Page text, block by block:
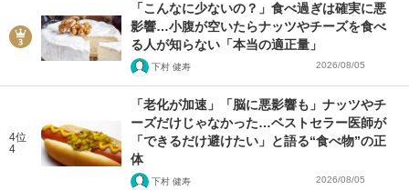
「こんなに少ないの？」食べ過ぎは確実に悪
影響…小腹が空いたらナッツやチーズを食べ
る人が知らない「本当の適正量」
下村 健寿 2026/08/05
4位
4
「老化が加速」「脳に悪影響も」ナッツやチ
ーズだけじゃなかった…ベストセラー医師が
「できるだけ避けたい」と語る“食べ物”の正
体
下村 健寿 2026/08/05